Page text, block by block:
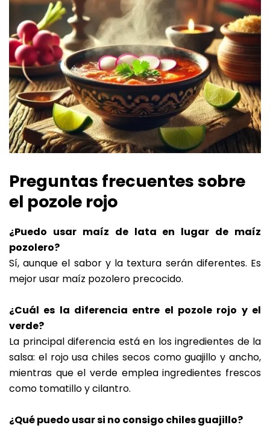
Preguntas frecuentes sobre
el pozole rojo
¿Puedo usar maíz de lata en lugar de maíz
pozolero?
Sí, aunque el sabor y la textura serán diferentes. Es
mejor usar maíz pozolero precocido.
¿Cuál es la diferencia entre el pozole rojo y el
verde?
La principal diferencia está en los ingredientes de la
salsa: el rojo usa chiles secos como guajillo y ancho,
mientras que el verde emplea ingredientes frescos
como tomatillo y cilantro.
¿Qué puedo usar si no consigo chiles guajillo?